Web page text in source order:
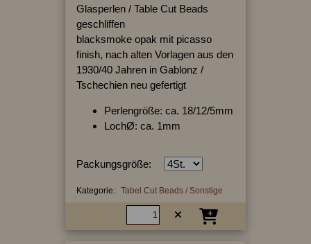
Glasperlen / Table Cut Beads
geschliffen
blacksmoke opak mit picasso
finish, nach alten Vorlagen aus den
1930/40 Jahren in Gablonz /
Tschechien neu gefertigt
Perlengröße: ca. 18/12/5mm
LochØ: ca. 1mm
Packungsgröße:
Kategorie: Tabel Cut Beads / Sonstige